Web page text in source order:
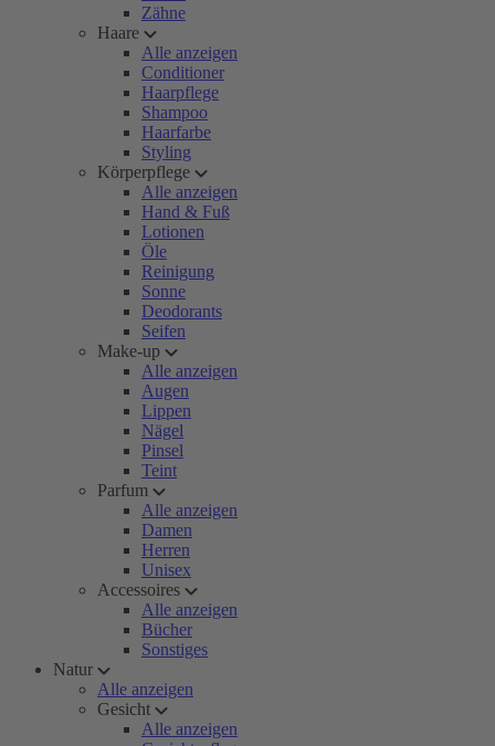
Zähne
Haare
Alle anzeigen
Conditioner
Haarpflege
Shampoo
Haarfarbe
Styling
Körperpflege
Alle anzeigen
Hand & Fuß
Lotionen
Öle
Reinigung
Sonne
Deodorants
Seifen
Make-up
Alle anzeigen
Augen
Lippen
Nägel
Pinsel
Teint
Parfum
Alle anzeigen
Damen
Herren
Unisex
Accessoires
Alle anzeigen
Bücher
Sonstiges
Natur
Alle anzeigen
Gesicht
Alle anzeigen